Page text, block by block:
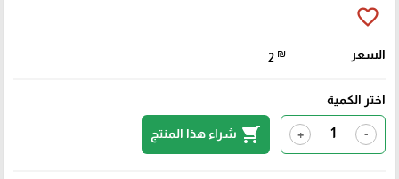
favorite_border
السعر 2 ₪
اختر الكمية
-
+
shopping_cart شراء هذا المنتج